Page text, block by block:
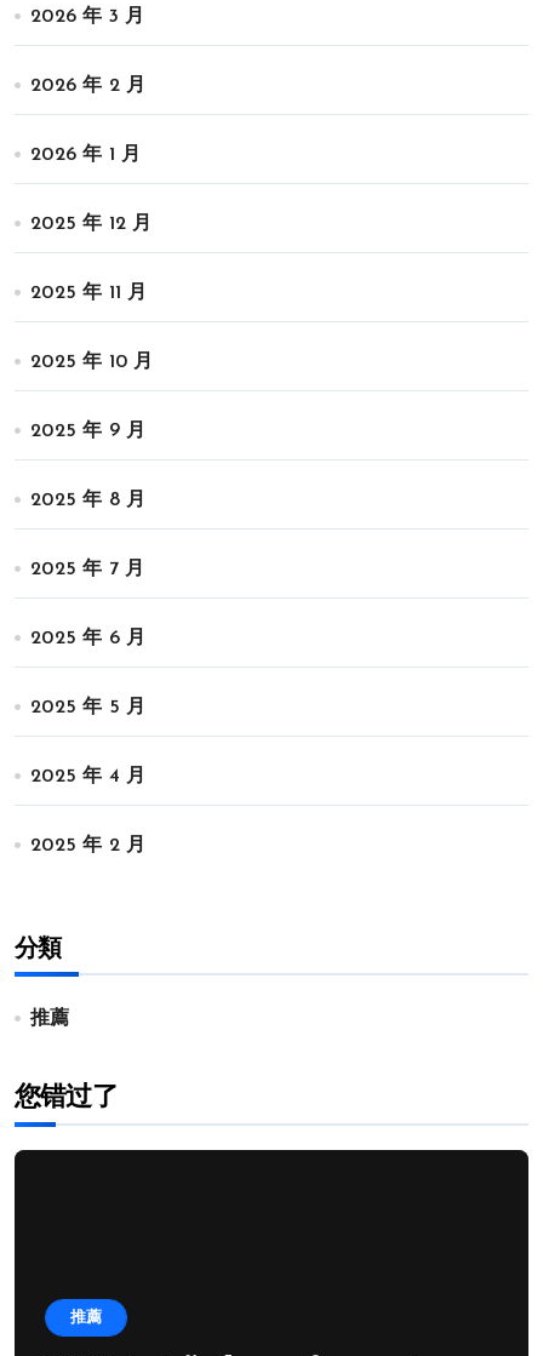
2026 年 3 月
2026 年 2 月
2026 年 1 月
2025 年 12 月
2025 年 11 月
2025 年 10 月
2025 年 9 月
2025 年 8 月
2025 年 7 月
2025 年 6 月
2025 年 5 月
2025 年 4 月
2025 年 2 月
分類
推薦
您错过了
推薦